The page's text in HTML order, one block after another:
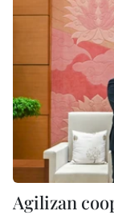
Agilizan